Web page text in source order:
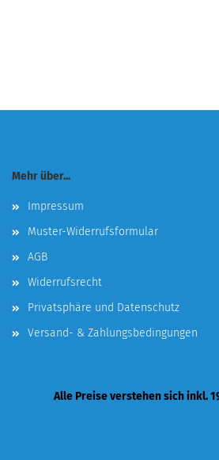
Mehr über...
Impressum
Muster-Widerrufsformular
AGB
Widerrufsrecht
Privatsphäre und Datenschutz
Versand- & Zahlungsbedingungen
Alle Preise verstehen sich inkl.